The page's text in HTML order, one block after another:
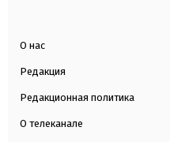
О нас
Редакция
Редакционная политика
О телеканале